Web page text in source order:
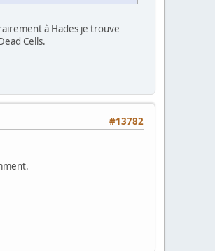
à Hades je trouve
Cells.
#13782